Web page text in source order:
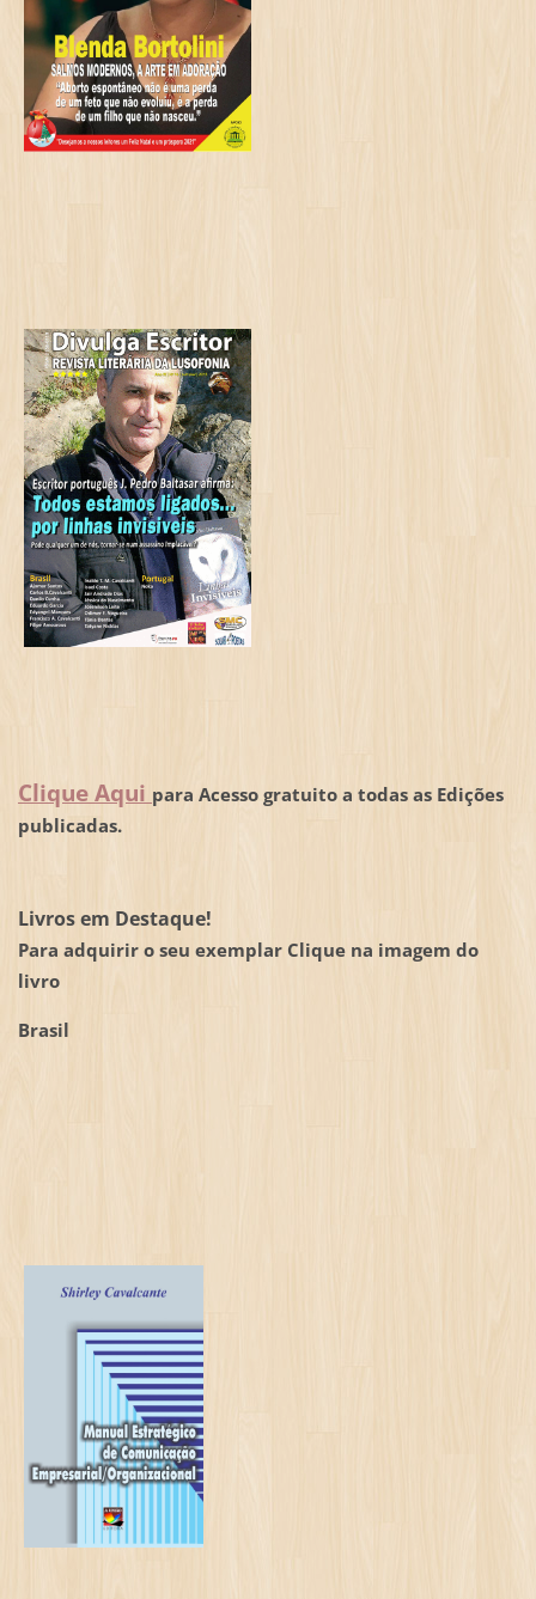
Clique Aqui para Acesso gratuito a todas as Edições
publicadas.
Livros em Destaque!
Para adquirir o seu exemplar Clique na imagem do
livro
Brasil